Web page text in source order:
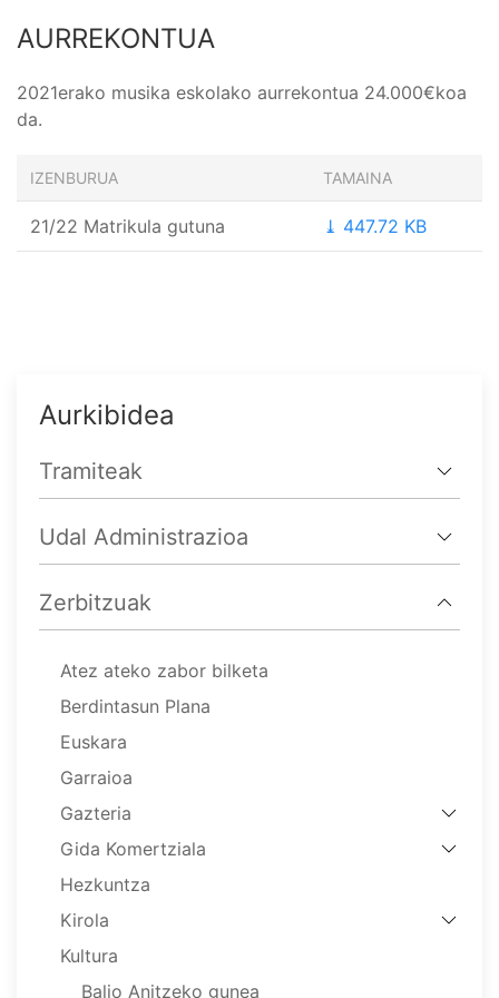
AURREKONTUA
2021erako musika eskolako aurrekontua 24.000€koa
da.
IZENBURUA TAMAINA
21/22 Matrikula gutuna ⤓ 447.72 KB
Aurkibidea
Tramiteak
Udal Administrazioa
Zerbitzuak
Atez ateko zabor bilketa
Berdintasun Plana
Euskara
Garraioa
Gazteria
Gida Komertziala
Hezkuntza
Kirola
Kultura
Balio Anitzeko gunea